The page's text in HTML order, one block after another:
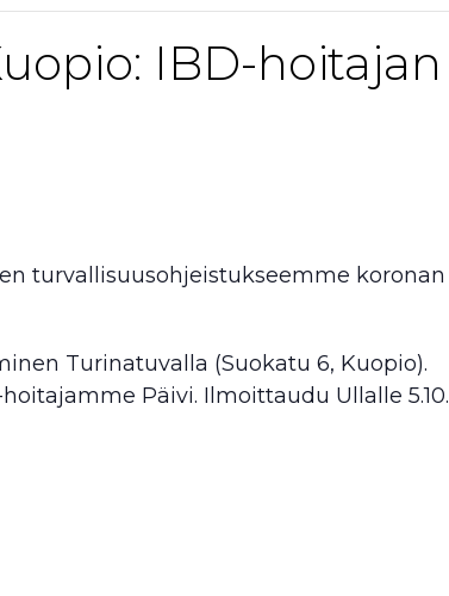
IBD-hoitajan
turvallisuusohjeistukseemme koronan
Turinatuvalla (Suokatu 6, Kuopio).
Päivi. Ilmoittaudu Ullalle 5.10.